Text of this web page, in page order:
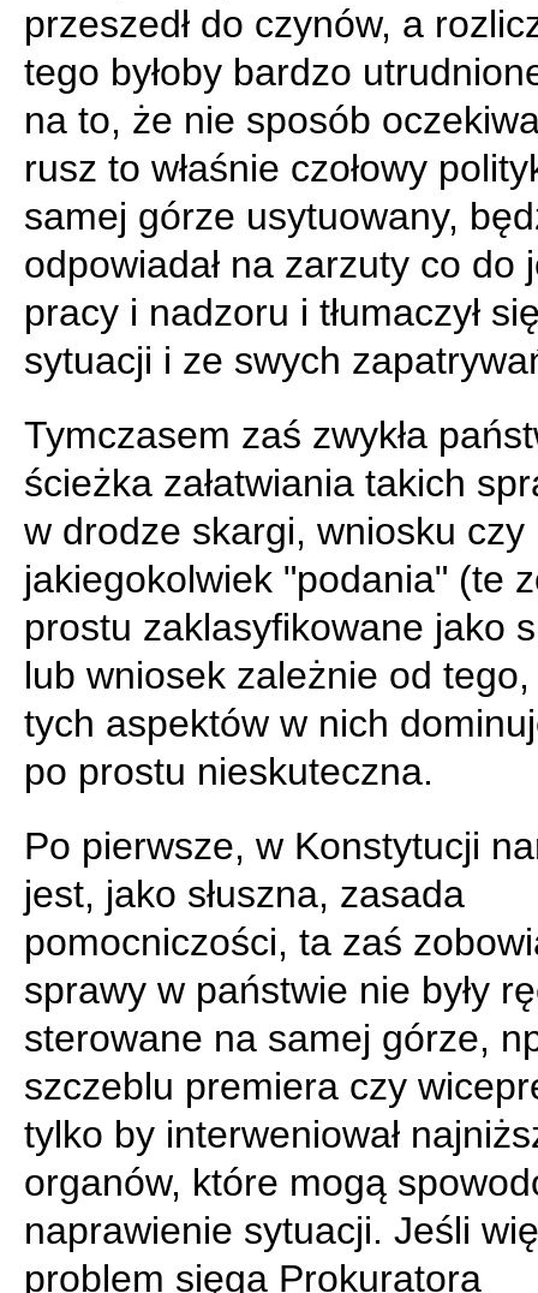
przeszedł do czynów, a
tego byłoby bardzo
na to, że nie sposób
rusz to właśnie czołowy
samej górze usytuowany,
odpowiadał na zarzuty co do
pracy i nadzoru i tłumaczył
sytuacji i ze swych
Tymczasem zaś zwykła
ścieżka załatwiania takich
w drodze skargi, wniosku czy
jakiegokolwiek "podania" (te
prostu zaklasyfikowane jako
lub wniosek zależnie od
tych aspektów w nich
po prostu nieskuteczna.
Po pierwsze, w Konstytucji
jest, jako słuszna, zasada
pomocniczości, ta zaś
sprawy w państwie nie były
sterowane na samej górze,
szczeblu premiera czy
tylko by interweniował
organów, które mogą
naprawienie sytuacji. Jeśli
problem sięga Prokuratora